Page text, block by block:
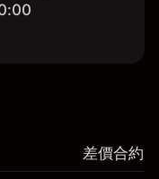
差價合約